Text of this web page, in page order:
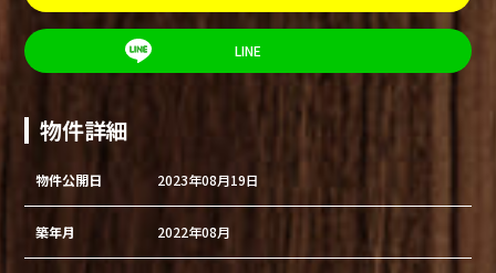
LINE
物件詳細
物件公開日 2023年08月19日
築年月 2022年08月